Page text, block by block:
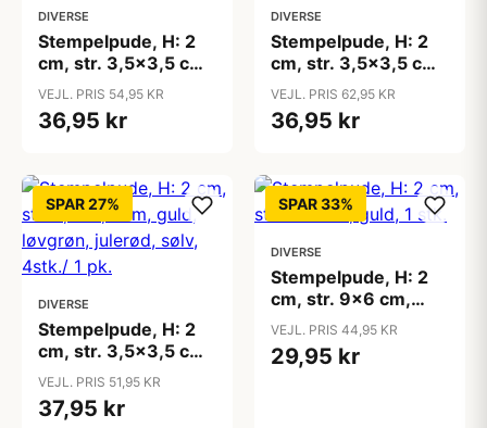
DIVERSE
Stempelpude, H: 2
cm, str. 3,5x3,5 cm,
fersken, pink, lys
rosa, mørk rosa,
4stk./ 1 pk.
VEJL. PRIS 54,95 KR
36,95 kr
DIVERSE
Stempelpude, H: 2
cm, str. 3,5x3,5 cm,
grøn, lys grøn,
oliven, aqua, 4stk./ 1
pk.
VEJL. PRIS 62,95 KR
36,95 kr
SPAR 27%
DIVERSE
Stempelpude, H: 2
cm, str. 3,5x3,5 cm,
guld, løvgrøn,
julerød, sølv, 4stk./ 1
pk.
VEJL. PRIS 51,95 KR
37,95 kr
SPAR 33%
DIVERSE
Stempelpude, H: 2
cm, str. 9x6 cm,
guld, 1 stk.
VEJL. PRIS 44,95 KR
29,95 kr